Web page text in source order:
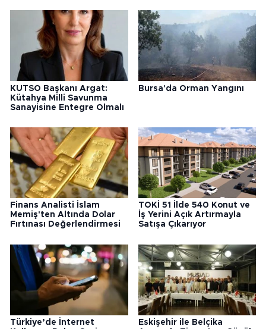
KUTSO Başkanı Argat:
Kütahya Milli Savunma
Sanayisine Entegre Olmalı
Bursa'da Orman Yangını
Finans Analisti İslam
Memiş'ten Altında Dolar
Fırtınası Değerlendirmesi
TOKİ 51 İlde 540 Konut ve
İş Yerini Açık Artırmayla
Satışa Çıkarıyor
Türkiye’de İnternet
Eskişehir ile Belçika